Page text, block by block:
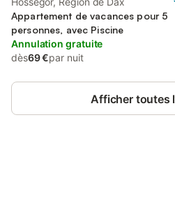
Appartement de vacances pour 5
personnes, avec Piscine
Annulation gratuite
dès69 €par nuit
Afficher toutes